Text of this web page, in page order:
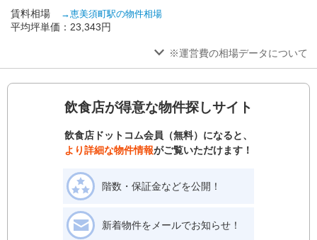
賃料相場 →恵美須町駅の物件相場
平均坪単価：23,343円
※運営費の相場データについて
飲食店が得意な物件探しサイト
飲食店ドットコム会員（無料）になると、
より詳細な物件情報がご覧いただけます！
階数・保証金などを公開！
新着物件をメールでお知らせ！